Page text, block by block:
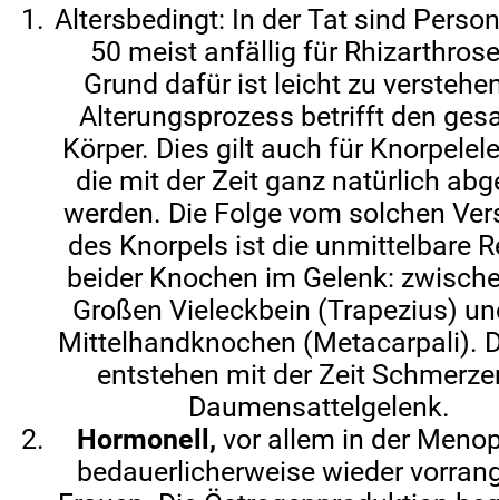
Altersbedingt: In der Tat sind
50 meist anfällig für
Grund dafür ist leicht zu
Alterungsprozess betrifft den
Körper. Dies gilt auch für
die mit der Zeit ganz natürlich
werden. Die Folge vom solchen
des Knorpels ist die unmittelbare
beider Knochen im Gelenk:
Großen Vieleckbein (Trapezius)
Mittelhandknochen (Metacarpali).
entstehen mit der Zeit
Daumensattelgelenk.
Hormonell, vor allem in der
bedauerlicherweise wieder